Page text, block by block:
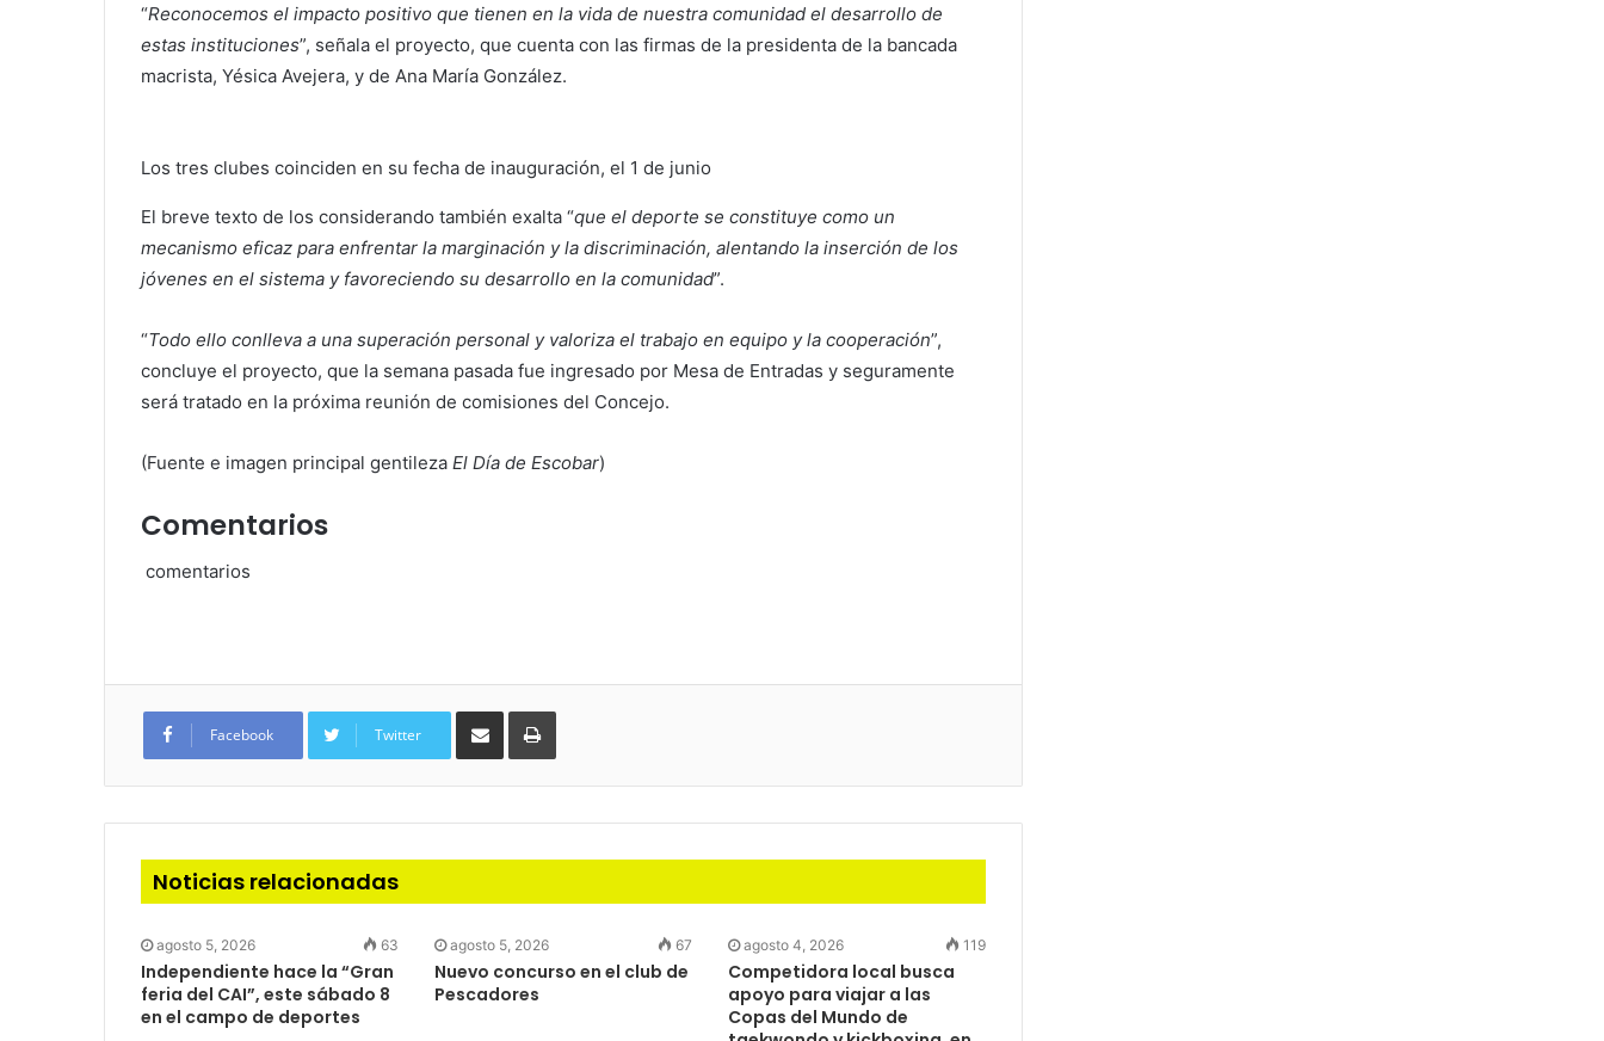
“Reconocemos el impacto positivo que tienen en la vida de nuestra comunidad el desarrollo de
estas instituciones”, señala el proyecto, que cuenta con las firmas de la presidenta de la bancada
macrista, Yésica Avejera, y de Ana María González.
Los tres clubes coinciden en su fecha de inauguración, el 1 de junio
El breve texto de los considerando también exalta “que el deporte se constituye como un
mecanismo eficaz para enfrentar la marginación y la discriminación, alentando la inserción de los
jóvenes en el sistema y favoreciendo su desarrollo en la comunidad”.
“Todo ello conlleva a una superación personal y valoriza el trabajo en equipo y la cooperación”,
concluye el proyecto, que la semana pasada fue ingresado por Mesa de Entradas y seguramente
será tratado en la próxima reunión de comisiones del Concejo.
(Fuente e imagen principal gentileza El Día de Escobar)
Comentarios
comentarios
Facebook Twitter
Compartir
mail
Imprimir
Noticias relacionadas
agosto 5, 2026 63
Independiente hace la “Gran
feria del CAI”, este sábado 8
en el campo de deportes
agosto 5, 2026 67
Nuevo concurso en el club de
Pescadores
agosto 4, 2026 119
Competidora local busca
apoyo para viajar a las
Copas del Mundo de